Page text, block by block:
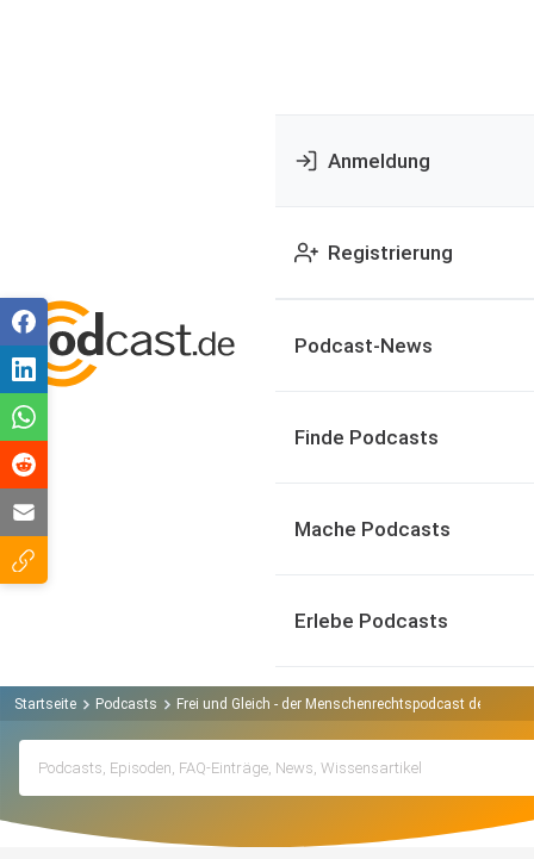
Anmeldung
Registrierung
Podcast-News
Finde Podcasts
Mache Podcasts
Erlebe Podcasts
Startseite Podcasts Frei und Gleich - der Menschenrechtspodcast der